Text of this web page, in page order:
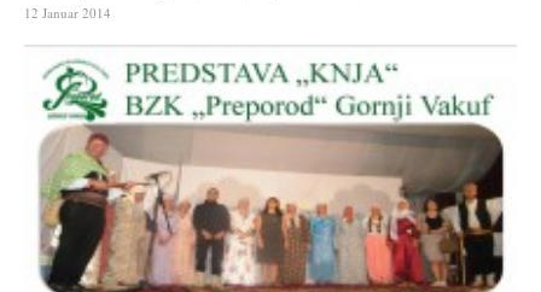
12 Januar 2014